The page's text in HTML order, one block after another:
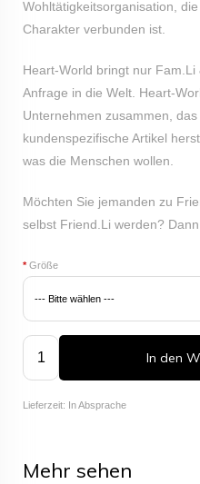
Wohltätigkeitsorganisation,
Charakter verbunden ist.
Heart-World bringt nur
Anfrage in die Welt. Heart-
Unternehmen zusammen, das
kundenspezifische Artikel
was die Menschen wollen.
Möchten Sie jemanden zu
selbst Friend.Li werden? Dann
*Größe
In den
Lieferzeit: In Absprache
Mehr sehen